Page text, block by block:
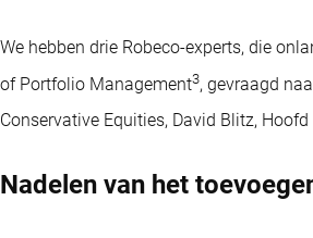
We hebben drie Robeco-experts, die
of Portfolio Management3, gevraagd
Conservative Equities, David Blitz,
Nadelen van het